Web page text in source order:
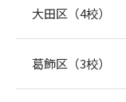
大田区（4校）
葛飾区（3校）